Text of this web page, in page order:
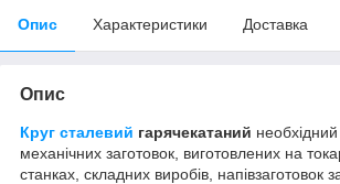
Опис Характеристики Доставка
Опис
Круг сталевий гарячекатаний
механічних заготовок, виготовлених на
станках, складних виробів, напівзаготовок